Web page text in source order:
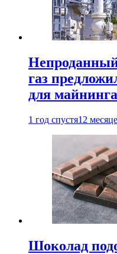
газ
для
1 год спустя12
Шоколад